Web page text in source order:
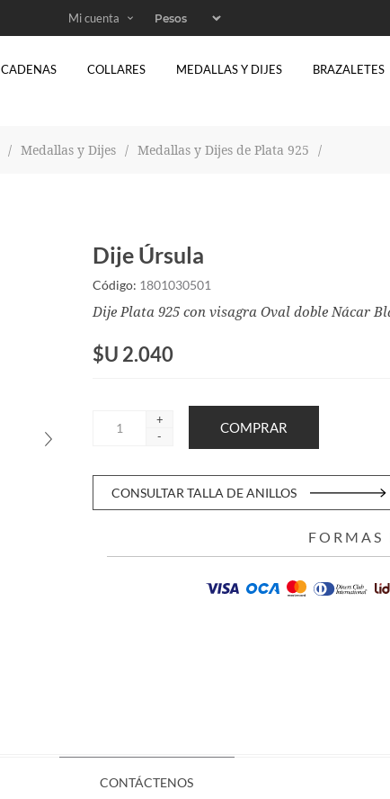
Mi cuenta
CADENAS COLLARES MEDALLAS Y DIJES
BRAZALETES
/ Medallas y Dijes / Medallas y Dijes de Plata 925 /
Dije Úrsula
Código: 1801030501
Dije Plata 925 con visagra Oval doble Nácar
$U 2.040
+
-
CONSULTAR TALLA DE ANILLOS
FORMAS
CONTÁCTENOS